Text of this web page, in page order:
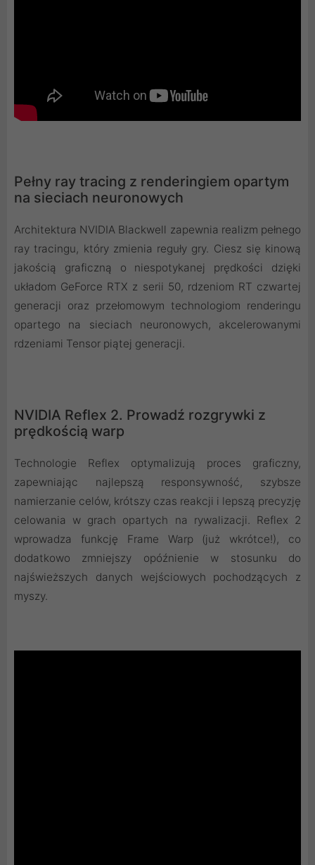
Pełny ray tracing z renderingiem opartym
na sieciach neuronowych
Architektura NVIDIA Blackwell zapewnia realizm pełnego
ray tracingu, który zmienia reguły gry. Ciesz się kinową
jakością graficzną o niespotykanej prędkości dzięki
układom GeForce RTX z serii 50, rdzeniom RT czwartej
generacji oraz przełomowym technologiom renderingu
opartego na sieciach neuronowych, akcelerowanymi
rdzeniami Tensor piątej generacji.
NVIDIA Reflex 2. Prowadź rozgrywki z
prędkością warp
Technologie Reflex optymalizują proces graficzny,
zapewniając najlepszą responsywność, szybsze
namierzanie celów, krótszy czas reakcji i lepszą precyzję
celowania w grach opartych na rywalizacji. Reflex 2
wprowadza funkcję Frame Warp (już wkrótce!), co
dodatkowo zmniejszy opóźnienie w stosunku do
najświeższych danych wejściowych pochodzących z
myszy.